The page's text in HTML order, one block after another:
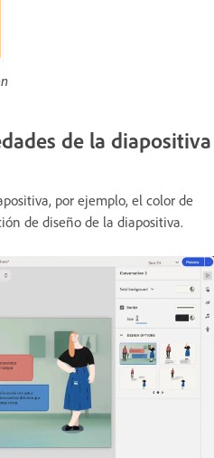
de la diapositiva
por ejemplo, el color de
de diseño de la diapositiva.